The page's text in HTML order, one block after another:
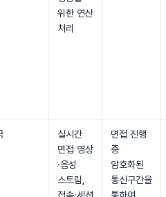
위한 연산
처리
실시간
면접 영상
·음성
스트림,
면접 진행
중
암호화된
통신구간을